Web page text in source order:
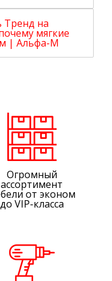
Тренд на
мягкие
| Альфа-М
Огромный
ассортимент
от эконом
до VIP-класса